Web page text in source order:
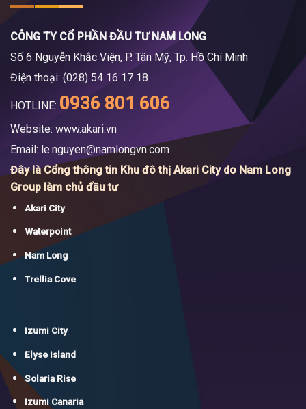
CÔNG TY CỔ PHẦN ĐẦU TƯ NAM LONG
Số 6 Nguyễn Khắc Viện, P. Tân Mỹ, Tp. Hồ Chí Minh
Điện thoại: (028) 54 16 17 18
HOTLINE: 0936 801 606
Website: www.akari.vn
Email: le.nguyen@namlongvn.com
Đây là Cổng thông tin Khu đô thị Akari City do Nam Long
Group làm chủ đầu tư
Akari City
Waterpoint
Nam Long
Trellia Cove
Izumi City
Elyse Island
Solaria Rise
Izumi Canaria